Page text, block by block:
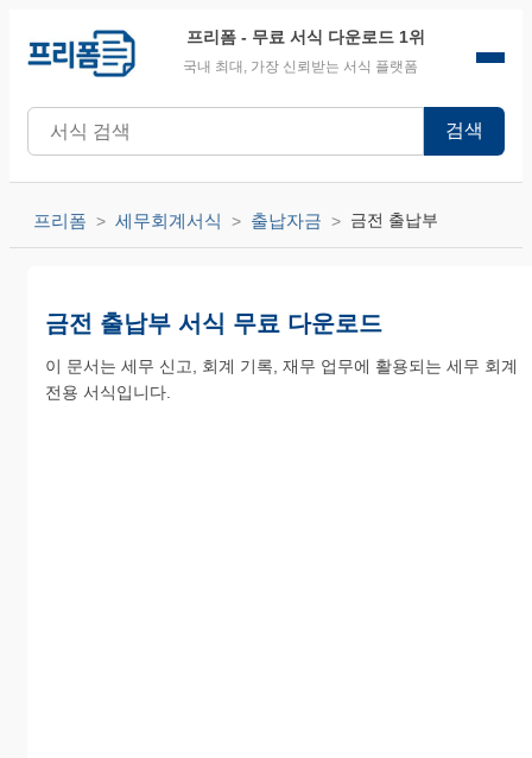
프리폼 - 무료 서식 다운로드 1위
국내 최대, 가장 신뢰받는 서식 플랫폼
검색
프리폼 세무회계서식 출납자금 금전 출납부
금전 출납부 서식 무료 다운로드
이 문서는 세무 신고, 회계 기록, 재무 업무에 활용되는 세무 회계
전용 서식입니다.